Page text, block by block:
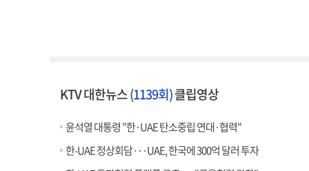
KTV 대한뉴스(1139회)클립영상
윤석열 대통령 "한·UAE 탄소중립 연대·협력"
한-UAE 정상회담···UAE, 한국에 300억 달러 투자